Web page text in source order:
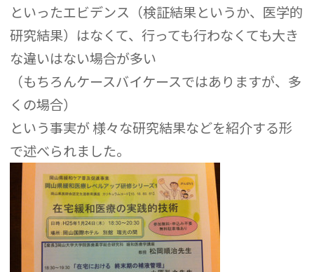
といったエビデンス（検証結果というか、医学的
研究結果）はなくて、行っても行わなくても大き
な違いはない場合が多い
（もちろんケースバイケースではありますが、多
くの場合）
という事実が 様々な研究結果などを紹介する形
で述べられました。